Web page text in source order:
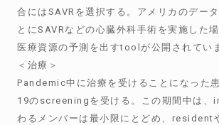
合にはSAVRを選択する。アメリカのデー
とにSAVRなどの心臓外科手術を実施した
医療資源の予測を出すtoolが公開されてい
＜治療＞
Pandemic中に治療を受けることになった
19のscreeningを受ける。この期間中は
わるメンバーは最小限にとどめ、resident